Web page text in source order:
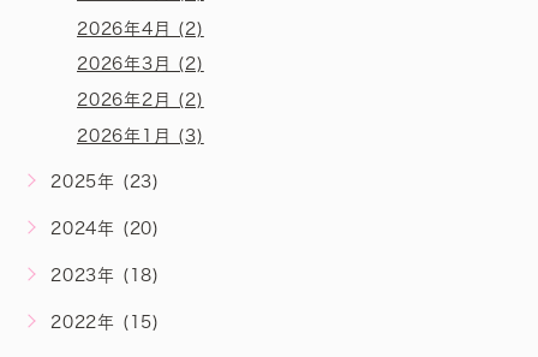
2026年4月 (2)
2026年3月 (2)
2026年2月 (2)
2026年1月 (3)
2025年 (23)
2024年 (20)
2023年 (18)
2022年 (15)